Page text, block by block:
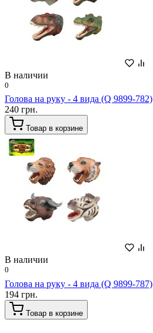
В наличии
0
Голова на руку - 4 вида (Q 9899-782)
240 грн.
Товар в корзине
В наличии
0
Голова на руку - 4 вида (Q 9899-787)
194 грн.
Товар в корзине